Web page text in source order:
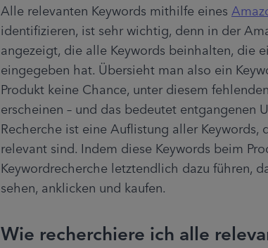
Alle relevanten Keywords mithilfe eines
identifizieren, ist sehr wichtig, denn in der
angezeigt, die alle Keywords beinhalten, die
eingegeben hat. Übersieht man also ein
Produkt keine Chance, unter diesem
erscheinen – und das bedeutet entgangenen
Recherche ist eine Auflistung aller
relevant sind. Indem diese Keywords beim
Keywordrecherche letztendlich dazu führen,
sehen, anklicken und kaufen.
Wie recherchiere ich alle